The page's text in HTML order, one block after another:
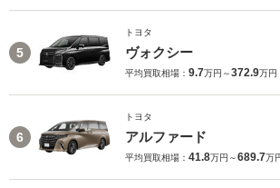
5
トヨタ
ヴォクシー
平均買取相場： 9.7万円～372.9万円
6
トヨタ
アルファード
平均買取相場： 41.8万円～689.7万